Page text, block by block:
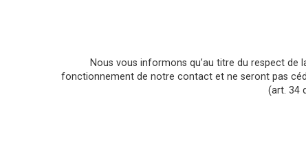
Nous vous informons qu’au titre du respect
fonctionnement de notre contact et ne seront pas
(art. 34